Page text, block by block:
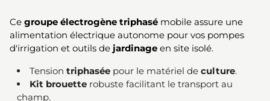
Ce groupe électrogène triphasé mobile assure une
alimentation électrique autonome pour vos pompes
d'irrigation et outils de jardinage en site isolé.
Tension triphasée pour le matériel de culture.
Kit brouette robuste facilitant le transport au
champ.